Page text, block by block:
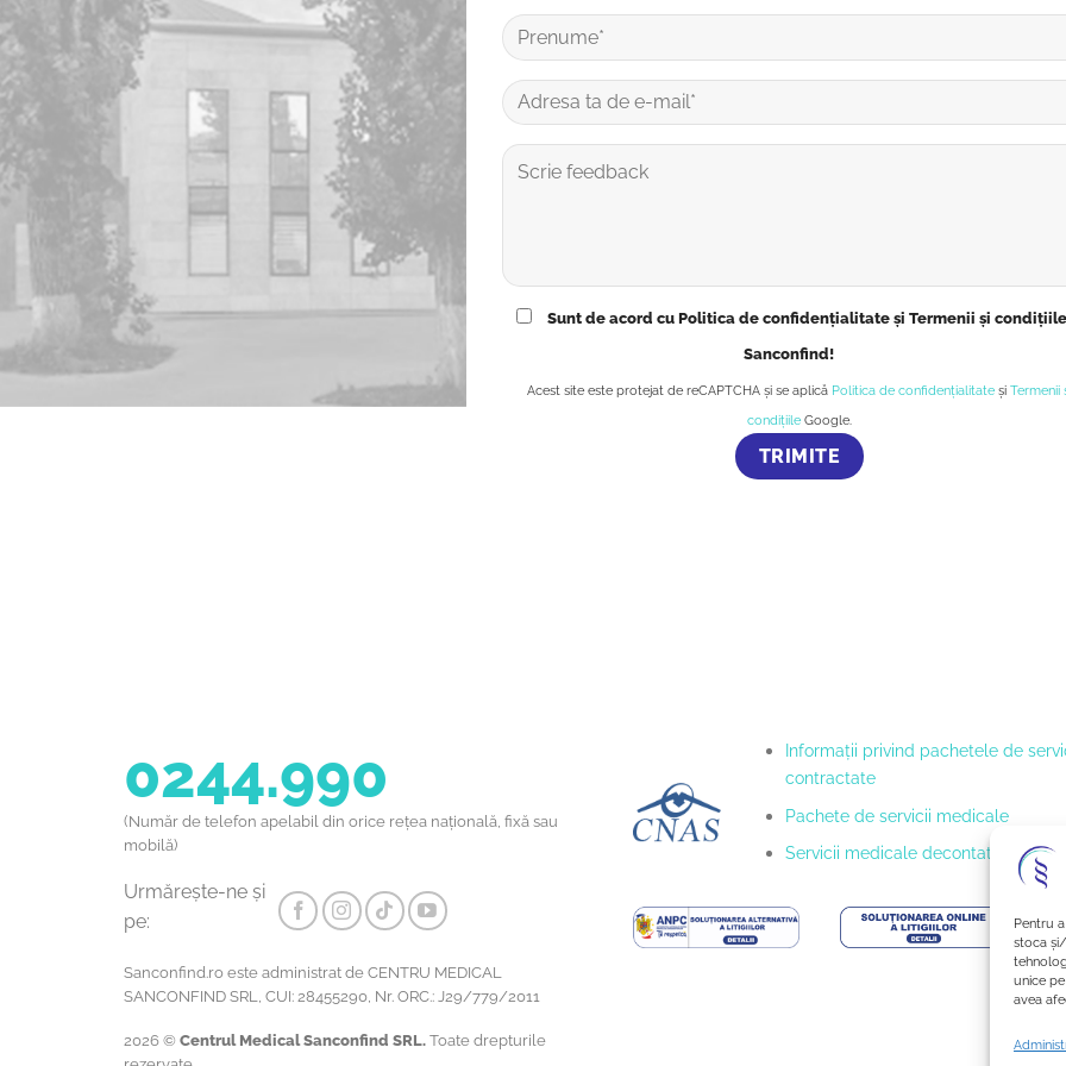
Pentru
stoca
unice
avea
Sunt de acord cu Politica de confidențialitate și Termenii și condițiile
Sanconfind!
Acest site este protejat de reCAPTCHA și se aplică Politica de confidențialitate și Termenii
condițiile Google.
0244.990
(Număr de telefon apelabil din orice rețea națională, fixă sau
mobilă)
Urmărește-ne și
pe:
Sanconfind.ro este administrat de CENTRU MEDICAL
SANCONFIND SRL, CUI: 28455290, Nr. ORC.: J29/779/2011
2026 © Centrul Medical Sanconfind SRL.Toate drepturile
Informaţii privind pachetele de
contractate
Pachete de servicii medicale
Servicii medicale decontate